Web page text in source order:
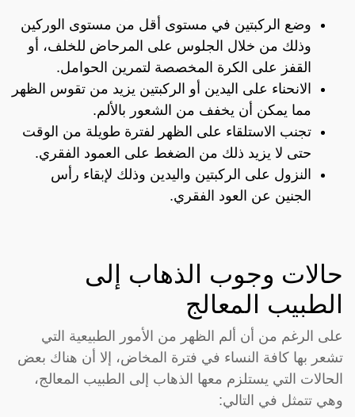
وضع الركبتين في مستوى أقل من مستوى الوركين
وذلك من خلال الجلوس على المرحاض للخلف، أو
القفز على الكرة المخصصة لتمرين الحوامل.
الانحناء على اليدين أو الركبتين يزيد من تقوس الظهر
مما يمكن أن يخفف من الشعور بالألم.
تجنب الاستلقاء على الظهر لفترة طويلة من الوقت
حتى لا يزيد ذلك من الضغط على العمود الفقري.
النزول على الركبتين واليدين وذلك لإبقاء رأس
الجنين عن العود الفقري.
حالات وجوب الذهاب إلى
الطبيب المعالج
على الرغم من أن ألم الظهر من الأمور الطبيعية التي
تشعر بها كافة النساء في فترة المخاض، إلا أن هناك بعض
الحالات التي يستلزم معها الذهاب إلى الطبيب المعالج،
وهي تتمثل في التالي: